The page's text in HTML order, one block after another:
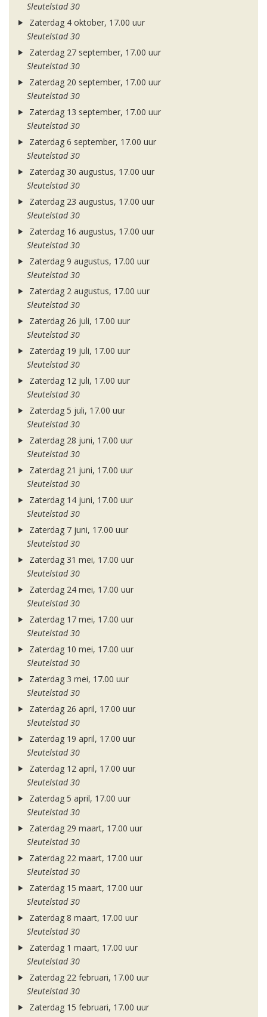
Sleutelstad 30
Zaterdag 4 oktober, 17.00 uur
Sleutelstad 30
Zaterdag 27 september, 17.00 uur
Sleutelstad 30
Zaterdag 20 september, 17.00 uur
Sleutelstad 30
Zaterdag 13 september, 17.00 uur
Sleutelstad 30
Zaterdag 6 september, 17.00 uur
Sleutelstad 30
Zaterdag 30 augustus, 17.00 uur
Sleutelstad 30
Zaterdag 23 augustus, 17.00 uur
Sleutelstad 30
Zaterdag 16 augustus, 17.00 uur
Sleutelstad 30
Zaterdag 9 augustus, 17.00 uur
Sleutelstad 30
Zaterdag 2 augustus, 17.00 uur
Sleutelstad 30
Zaterdag 26 juli, 17.00 uur
Sleutelstad 30
Zaterdag 19 juli, 17.00 uur
Sleutelstad 30
Zaterdag 12 juli, 17.00 uur
Sleutelstad 30
Zaterdag 5 juli, 17.00 uur
Sleutelstad 30
Zaterdag 28 juni, 17.00 uur
Sleutelstad 30
Zaterdag 21 juni, 17.00 uur
Sleutelstad 30
Zaterdag 14 juni, 17.00 uur
Sleutelstad 30
Zaterdag 7 juni, 17.00 uur
Sleutelstad 30
Zaterdag 31 mei, 17.00 uur
Sleutelstad 30
Zaterdag 24 mei, 17.00 uur
Sleutelstad 30
Zaterdag 17 mei, 17.00 uur
Sleutelstad 30
Zaterdag 10 mei, 17.00 uur
Sleutelstad 30
Zaterdag 3 mei, 17.00 uur
Sleutelstad 30
Zaterdag 26 april, 17.00 uur
Sleutelstad 30
Zaterdag 19 april, 17.00 uur
Sleutelstad 30
Zaterdag 12 april, 17.00 uur
Sleutelstad 30
Zaterdag 5 april, 17.00 uur
Sleutelstad 30
Zaterdag 29 maart, 17.00 uur
Sleutelstad 30
Zaterdag 22 maart, 17.00 uur
Sleutelstad 30
Zaterdag 15 maart, 17.00 uur
Sleutelstad 30
Zaterdag 8 maart, 17.00 uur
Sleutelstad 30
Zaterdag 1 maart, 17.00 uur
Sleutelstad 30
Zaterdag 22 februari, 17.00 uur
Sleutelstad 30
Zaterdag 15 februari, 17.00 uur